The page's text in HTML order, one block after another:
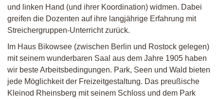
und linken Hand (und ihrer Koordination) widmen. Dabei
greifen die Dozenten auf ihre langjährige Erfahrung mit
Streichergruppen-Unterricht zurück.
Im Haus Bikowsee (zwischen Berlin und Rostock gelegen)
mit seinem wunderbaren Saal aus dem Jahre 1905 haben
wir beste Arbeitsbedingungen. Park, Seen und Wald bieten
jede Möglichkeit der Freizeitgestaltung. Das preußische
Kleinod Rheinsberg mit seinem Schloss und dem Park